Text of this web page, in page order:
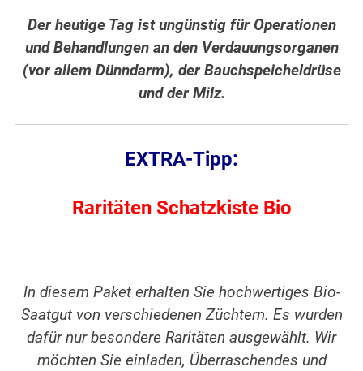
Der heutige Tag ist ungünstig für Operationen
und Behandlungen an den Verdauungsorganen
(vor allem Dünndarm), der Bauchspeicheldrüse
und der Milz.
EXTRA-Tipp:
Raritäten Schatzkiste Bio
In diesem Paket erhalten Sie hochwertiges Bio-
Saatgut von verschiedenen Züchtern. Es wurden
dafür nur besondere Raritäten ausgewählt. Wir
möchten Sie einladen, Überraschendes und